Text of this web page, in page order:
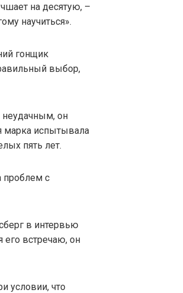
на десятую, –
научиться».
гонщик
выбор,
неудачным, он
марка испытывала
пять лет.
проблем с
в интервью
его встречаю, он
условии, что